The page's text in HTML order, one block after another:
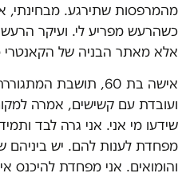
מהמרפסות שתירגע. מבחינתי,
כשהרעש מפריע לי. ועיקר
אלא מאתר הבניה של הקאנטרי
אישה בת 60, תושבת
ועובדת עם קשישים, אמרה
שידעו מי אני. אני גרה לבד
מפחדת לענות להם. יש ביניהם
והומואים. אני מפחדת להיכנס